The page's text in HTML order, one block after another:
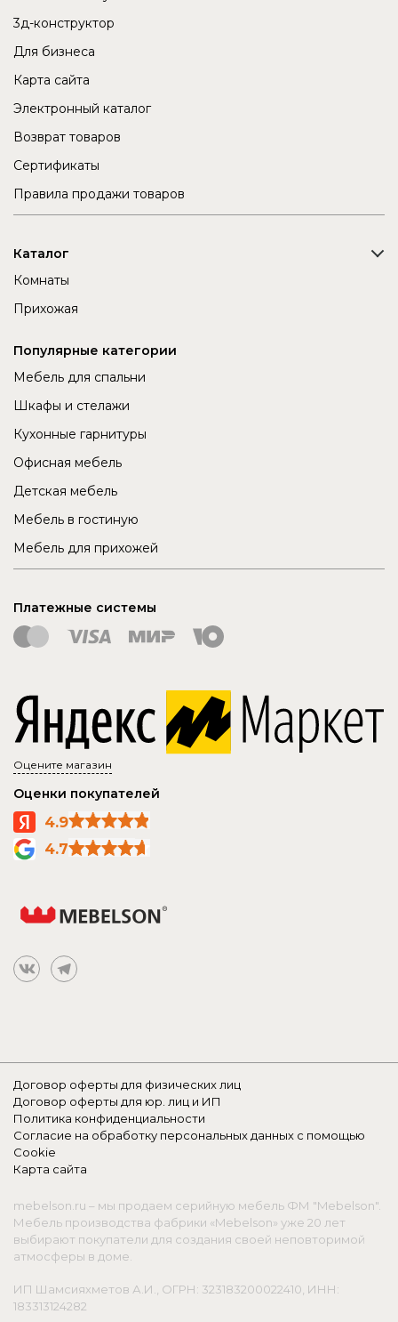
3д-конструктор
Для бизнеса
Карта сайта
Электронный каталог
Возврат товаров
Сертификаты
Правила продажи товаров
Каталог
Комнаты
Прихожая
Популярные категории
Мебель для спальни
Шкафы и стелажи
Кухонные гарнитуры
Офисная мебель
Детская мебель
Мебель в гостиную
Мебель для прихожей
Платежные системы
Оцените магазин
Оценки покупателей
4.9
4.7
Договор оферты для физических лиц
Договор оферты для юр. лиц и ИП
Политика конфиденциальности
Согласие на обработку персональных данных с помощью
Cookie
Карта сайта
mebelson.ru – мы продаем серийную мебель ФМ "Mebelson".
Мебель производства фабрики «Mebelson» уже 20 лет
выбирают покупатели для создания своей неповторимой
атмосферы в доме.
ИП Шамсияхметов А.И., ОГРН: 323183200022410, ИНН:
183313124282